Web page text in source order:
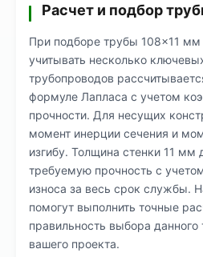
Расчет и подбор
При подборе трубы 108×11
учитывать несколько
трубопроводов
формуле Лапласа с учетом
прочности. Для несущих
момент инерции сечения и
изгибу. Толщина стенки 11 мм
требуемую прочность с
износа за весь срок службы.
помогут выполнить точные
правильность выбора
вашего проекта.